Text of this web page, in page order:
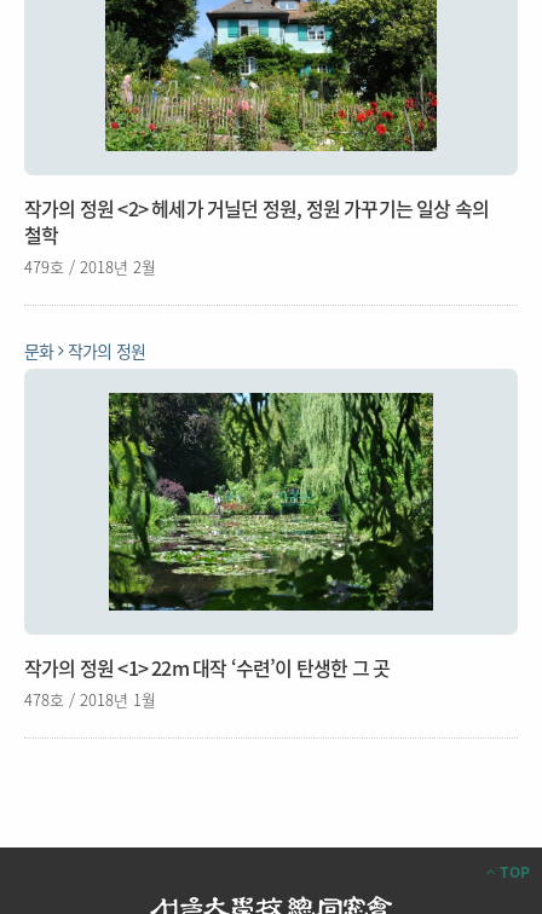
작가의 정원 <2> 헤세가 거닐던 정원, 정원 가꾸기는 일상 속의
철학
479호 / 2018년 2월
문화 작가의 정원
작가의 정원 <1> 22m 대작 ‘수련’이 탄생한 그 곳
478호 / 2018년 1월
TOP